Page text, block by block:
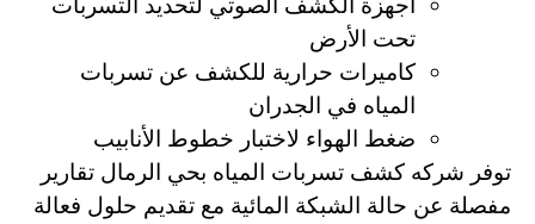
أجهزة الكشف الصوتي لتحديد التسربات
تحت الأرض
كاميرات حرارية للكشف عن تسربات
المياه في الجدران
ضغط الهواء لاختبار خطوط الأنابيب
توفر شركه كشف تسربات المياه بحي الرمال تقارير
مفصلة عن حالة الشبكة المائية مع تقديم حلول فعالة